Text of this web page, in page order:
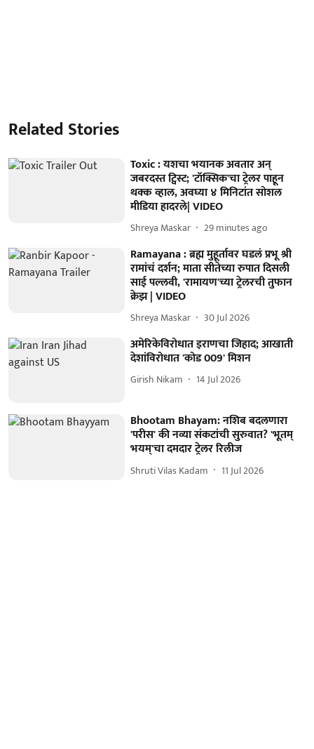
Related Stories
Toxic : यशचा भयानक अवतार अन्
जबरदस्त ट्विस्ट; 'टॉक्सिक'चा ट्रेलर पाहून
थक्क व्हाल, अवघ्या ४ मिनिटांत सोशल
मीडिया हादरले| VIDEO
Shreya Maskar 29 minutes ago
Ramayana : ब्रह्म मुहूर्तावर घडलं प्रभू श्री
रामांचं दर्शन; माता सीतेच्या रुपात दिसली
साई पल्लवी, 'रामायण'च्या ट्रेलरची तुफान
क्रेझ | VIDEO
Shreya Maskar 30 Jul 2026
अमेरिकेविरोधात इराणचा जिहाद; आखाती
देशांविरोधात 'कोड 009' मिशन
Girish Nikam 14 Jul 2026
Bhootam Bhayam: नशिब बदलणारा
'परीस' की नव्या संकटांची सुरुवात? 'भूतम्
भयम्'चा दमदार ट्रेलर रिलीज
Shruti Vilas Kadam 11 Jul 2026